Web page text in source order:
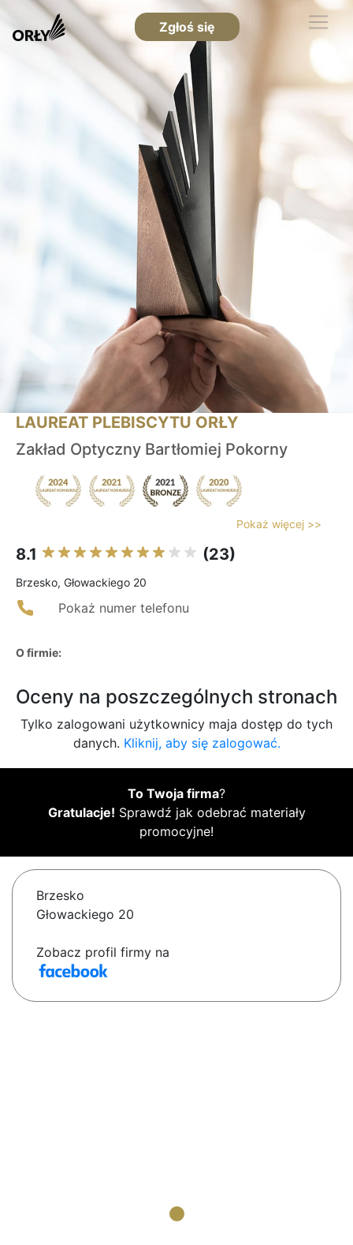
Zgłoś się
LAUREAT PLEBISCYTU ORŁY
Zakład Optyczny Bartłomiej Pokorny
Pokaż więcej >>
8.1 (23)
Brzesko, Głowackiego 20
Pokaż numer telefonu
O firmie:
Oceny na poszczególnych stronach
Tylko zalogowani użytkownicy maja dostęp do tych
danych. Kliknij, aby się zalogować.
To Twoja firma?
Gratulacje! Sprawdź jak odebrać materiały
promocyjne!
Brzesko
Głowackiego 20
Zobacz profil firmy na